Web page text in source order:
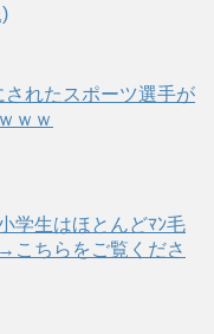
されたスポーツ選手が
ｗｗ
学生はほとんどﾏﾝ毛
こちらをご覧くださ